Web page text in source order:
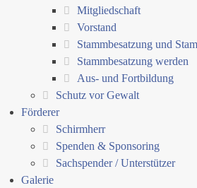
Mitgliedschaft
Vorstand
Stammbesatzung und
Stammbesatzung werden
Aus- und Fortbildung
Schutz vor Gewalt
Förderer
Schirmherr
Spenden & Sponsoring
Sachspender / Unterstützer
Galerie